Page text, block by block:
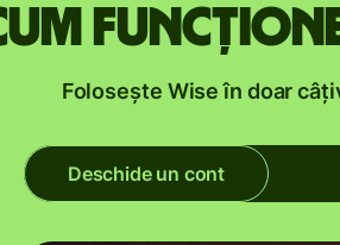
Folosește Wise în doar
Deschide un cont